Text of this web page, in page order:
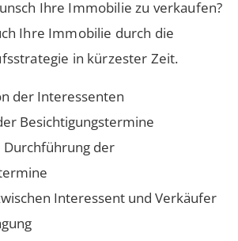
Ihre Immobilie zu verkaufen?
Ihre Immobilie durch die
in kürzester Zeit.
der Interessenten
Besichtigungstermine
Durchführung der
Interessent und Verkäufer